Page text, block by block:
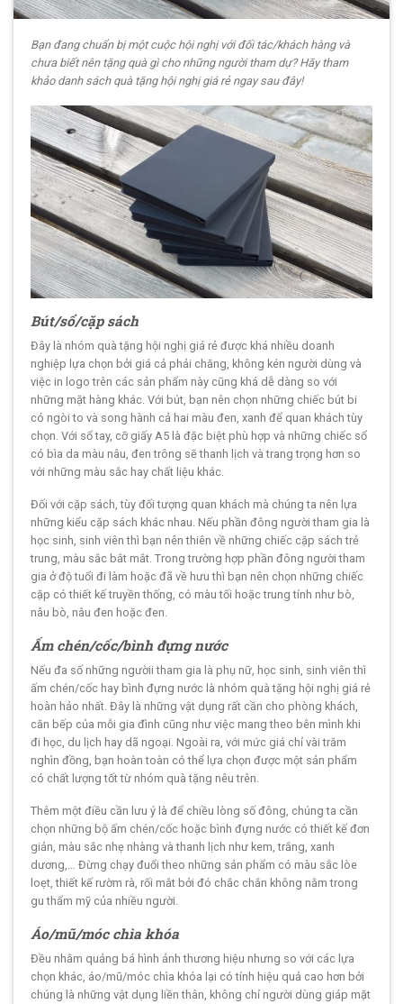
Bạn đang chuẩn bị một cuộc hội nghị với đối tác/khách hàng và
chưa biết nên tặng quà gì cho những người tham dự? Hãy tham
khảo danh sách quà tặng hội nghị giá rẻ ngay sau đây!
Bút/sổ/cặp sách
Đây là nhóm quà tặng hội nghị giá rẻ được khá nhiều doanh
nghiệp lựa chọn bởi giá cả phải chăng, không kén người dùng và
việc in logo trên các sản phẩm này cũng khá dễ dàng so với
những mặt hàng khác. Với bút, bạn nên chọn những chiếc bút bi
có ngòi to và song hành cả hai màu đen, xanh để quan khách tùy
chọn. Với sổ tay, cỡ giấy A5 là đặc biệt phù hợp và những chiếc sổ
có bìa da màu nâu, đen trông sẽ thanh lịch và trang trọng hơn so
với những màu sắc hay chất liệu khác.
Đối với cặp sách, tùy đối tượng quan khách mà chúng ta nên lựa
những kiểu cặp sách khác nhau. Nếu phần đông người tham gia là
học sinh, sinh viên thì bạn nên thiên về những chiếc cặp sách trẻ
trung, màu sắc bắt mắt. Trong trường hợp phần đông người tham
gia ở độ tuổi đi làm hoặc đã về hưu thì bạn nên chọn những chiếc
cặp có thiết kế truyền thống, có màu tối hoặc trung tính như bò,
nâu bò, nâu đen hoặc đen.
Ấm chén/cốc/bình đựng nước
Nếu đa số những ngườii tham gia là phụ nữ, học sinh, sinh viên thì
ấm chén/cốc hay bình đựng nước là nhóm quà tặng hội nghị giá rẻ
hoàn hảo nhất. Đây là những vật dụng rất cần cho phòng khách,
căn bếp của mỗi gia đình cũng như việc mang theo bên mình khi
đi học, du lịch hay dã ngoại. Ngoài ra, với mức giá chỉ vài trăm
nghìn đồng, bạn hoàn toàn có thể lựa chọn được một sản phẩm
có chất lượng tốt từ nhóm quà tặng nêu trên.
Thêm một điều cần lưu ý là để chiều lòng số đông, chúng ta cần
chọn những bộ ấm chén/cốc hoặc bình đựng nước có thiết kế đơn
giản, màu sắc nhẹ nhàng và thanh lịch như kem, trắng, xanh
dương,… Đừng chạy đuổi theo những sản phẩm có màu sắc lòe
loẹt, thiết kế rườm rà, rối mắt bởi đó chắc chắn không nằm trong
gu thẩm mỹ của nhiều người.
Áo/mũ/móc chìa khóa
Đều nhằm quảng bá hình ảnh thương hiệu nhưng so với các lựa
chọn khác, áo/mũ/móc chìa khóa lại có tính hiệu quả cao hơn bởi
chúng là những vật dụng liền thân, không chỉ người dùng giáp mặt